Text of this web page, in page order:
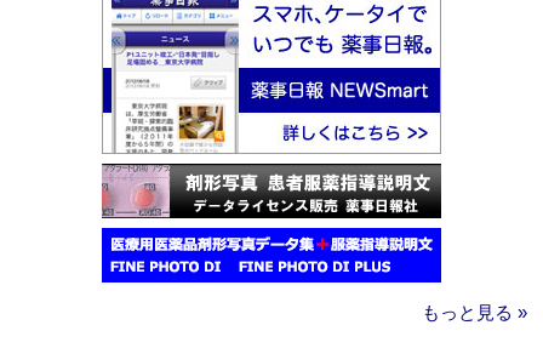
もっと見る »